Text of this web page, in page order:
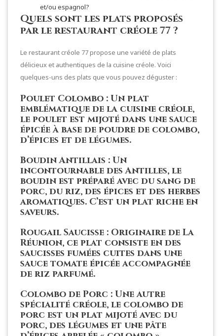
et/ou espagnol?
Quels sont les plats proposés
par le restaurant créole 77 ?
Le restaurant créole 77 propose une variété de plats
délicieux et authentiques de la cuisine créole. Voici
quelques-uns des plats que vous pouvez déguster :
Poulet Colombo : Un plat
emblématique de la cuisine créole,
le poulet est mijoté dans une sauce
épicée à base de poudre de colombo,
d’épices et de légumes.
Boudin Antillais : Un
incontournable des Antilles, le
boudin est préparé avec du sang de
porc, du riz, des épices et des herbes
aromatiques. C’est un plat riche en
saveurs.
Rougail Saucisse : Originaire de La
Réunion, ce plat consiste en des
saucisses fumées cuites dans une
sauce tomate épicée accompagnée
de riz parfumé.
Colombo de Porc : Une autre
spécialité créole, le colombo de
porc est un plat mijoté avec du
porc, des légumes et une pâte